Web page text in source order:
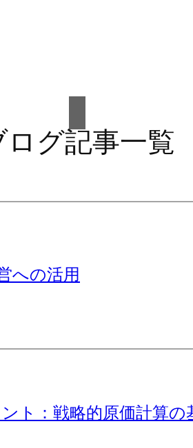
ログ記事一覧
への活用
ト：戦略的原価計算の